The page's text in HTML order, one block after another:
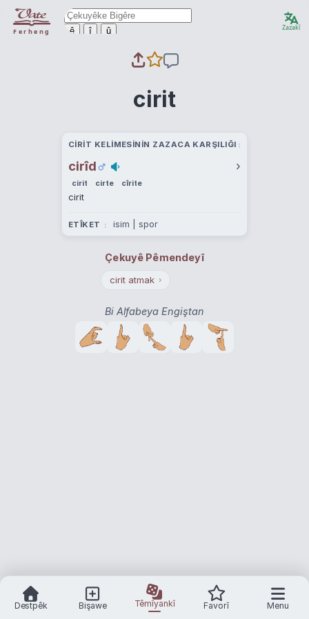
Ferheng ê î û Zazakî
cirit
CIRIT KELIMESININ ZAZACA KARŞILIĞI
cirîd ›
cirit cirte cîrite
cirit
ETÎKET isim | spor
Çekuyê Pêmendeyî
cirit atmak ›
Bi Alfabeya Engiştan
Destpêk Bişawe Têmîyankî Favorî Menu